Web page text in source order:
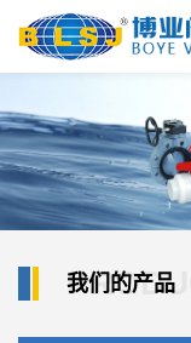
我们的产品